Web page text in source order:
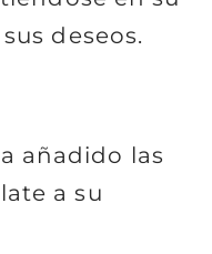
deseos.
añadido las
a su